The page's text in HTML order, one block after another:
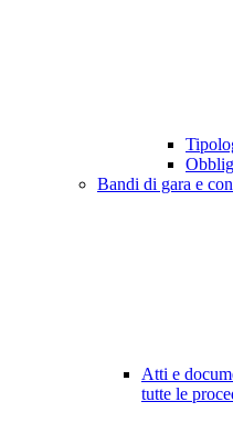
Bandi di gara e
Atti e
tutte le